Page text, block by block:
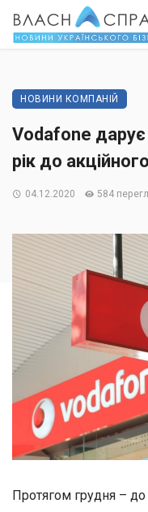
НОВИНИ КОМПАНІЙ
Vodafone дарує
рік до
04.12.2020 584
Протягом грудня –